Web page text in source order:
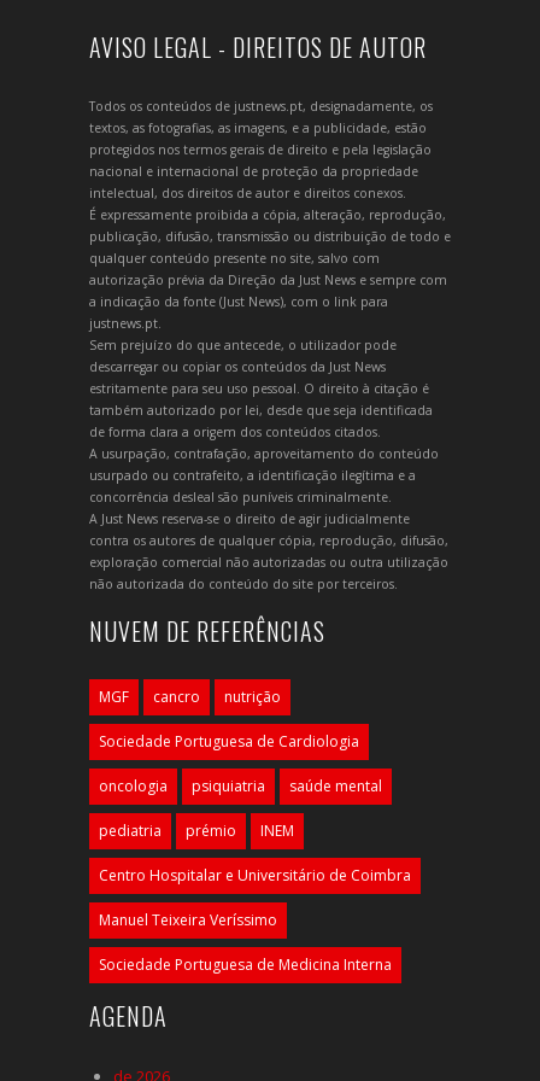
AVISO LEGAL - DIREITOS DE AUTOR
Todos os conteúdos de justnews.pt, designadamente, os
textos, as fotografias, as imagens, e a publicidade, estão
protegidos nos termos gerais de direito e pela legislação
nacional e internacional de proteção da propriedade
intelectual, dos direitos de autor e direitos conexos.
É expressamente proibida a cópia, alteração, reprodução,
publicação, difusão, transmissão ou distribuição de todo e
qualquer conteúdo presente no site, salvo com
autorização prévia da Direção da Just News e sempre com
a indicação da fonte (Just News), com o link para
justnews.pt.
Sem prejuízo do que antecede, o utilizador pode
descarregar ou copiar os conteúdos da Just News
estritamente para seu uso pessoal. O direito à citação é
também autorizado por lei, desde que seja identificada
de forma clara a origem dos conteúdos citados.
A usurpação, contrafação, aproveitamento do conteúdo
usurpado ou contrafeito, a identificação ilegítima e a
concorrência desleal são puníveis criminalmente.
A Just News reserva-se o direito de agir judicialmente
contra os autores de qualquer cópia, reprodução, difusão,
exploração comercial não autorizadas ou outra utilização
não autorizada do conteúdo do site por terceiros.
NUVEM DE REFERÊNCIAS
MGF cancro nutrição
Sociedade Portuguesa de Cardiologia
oncologia psiquiatria saúde mental
pediatria prémio INEM
Centro Hospitalar e Universitário de Coimbra
Manuel Teixeira Veríssimo
Sociedade Portuguesa de Medicina Interna
AGENDA
de 2026